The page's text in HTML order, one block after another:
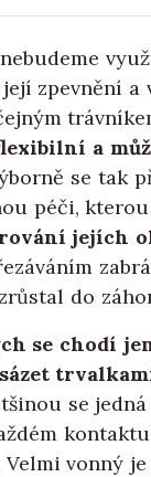
zpevnění a
a
se tak
péči,
jejích
do
se chodí
se
vonný